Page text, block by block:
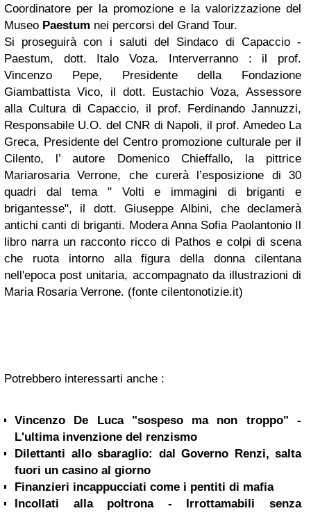
Coordinatore per la promozione e la valorizzazione del
Museo Paestum nei percorsi del Grand Tour.
Si proseguirà con i saluti del Sindaco di Capaccio -
Paestum, dott. Italo Voza. Interverranno : il prof.
Vincenzo Pepe, Presidente della Fondazione
Giambattista Vico, il dott. Eustachio Voza, Assessore
alla Cultura di Capaccio, il prof. Ferdinando Jannuzzi,
Responsabile U.O. del CNR di Napoli, il prof. Amedeo La
Greca, Presidente del Centro promozione culturale per il
Cilento, l’ autore Domenico Chieffallo, la pittrice
Mariarosaria Verrone, che curerà l’esposizione di 30
quadri dal tema " Volti e immagini di briganti e
brigantesse", il dott. Giuseppe Albini, che declamerà
antichi canti di briganti. Modera Anna Sofia Paolantonio Il
libro narra un racconto ricco di Pathos e colpi di scena
che ruota intorno alla figura della donna cilentana
nell'epoca post unitaria, accompagnato da illustrazioni di
Maria Rosaria Verrone. (fonte cilentonotizie.it)
Potrebbero interessarti anche :
Vincenzo De Luca "sospeso ma non troppo" -
L'ultima invenzione del renzismo
Dilettanti allo sbaraglio: dal Governo Renzi, salta
fuori un casino al giorno
Finanzieri incappucciati come i pentiti di mafia
Incollati alla poltrona - Irrottamabili senza